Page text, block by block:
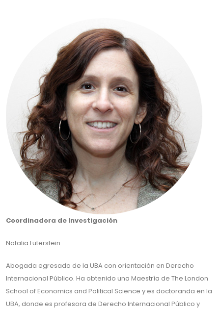
Coordinadora de Investigación
Natalia Luterstein
Abogada egresada de la UBA con orientación en Derecho
Internacional Público. Ha obtenido una Maestría de The London
School of Economics and Political Science y es doctoranda en la
UBA, donde es profesora de Derecho Internacional Público y